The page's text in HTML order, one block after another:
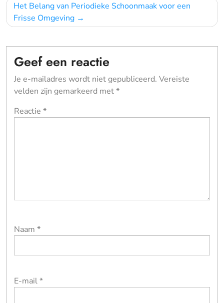
Het Belang van Periodieke Schoonmaak voor een
Frisse Omgeving
Geef een reactie
Je e-mailadres wordt niet gepubliceerd. Vereiste
velden zijn gemarkeerd met*
Reactie *
Naam *
E-mail*